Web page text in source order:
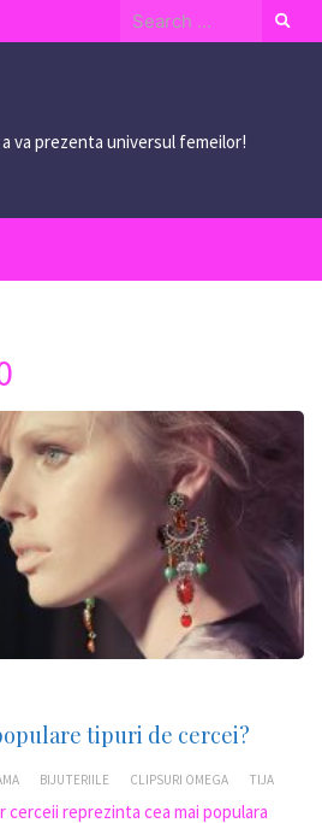
Search
for:
va prezenta universul femeilor!
tipuri de cercei?
BIJUTERIILE CLIPSURI OMEGA TIJA
cerceii reprezinta cea mai populara